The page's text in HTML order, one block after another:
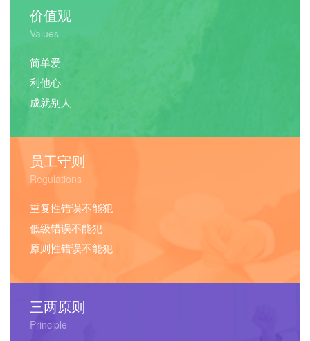
价值观
Values
简单爱
利他心
成就别人
员工守则
Regulations
重复性错误不能犯
低级错误不能犯
原则性错误不能犯
三两原则
Principle